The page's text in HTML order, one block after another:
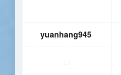
yuanhang945